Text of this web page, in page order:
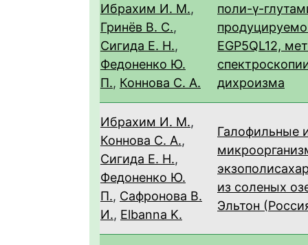
Ибрахим И. М.,
Гринёв В. С.,
Сигида Е. Н.,
Федоненко Ю.
П., Коннова С. А.
поли-γ-
EGP5QL12,
дихроизма
Ибрахим И. М.,
Коннова С. А.,
Сигида Е. Н.,
Федоненко Ю.
П., Сафронова В.
И., Elbanna K.
Галофильные
из соленых
Эльтон